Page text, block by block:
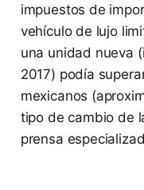
impuestos de
vehículo de lujo
una unidad nueva
2017) podía
mexicanos
tipo de cambio de
prensa